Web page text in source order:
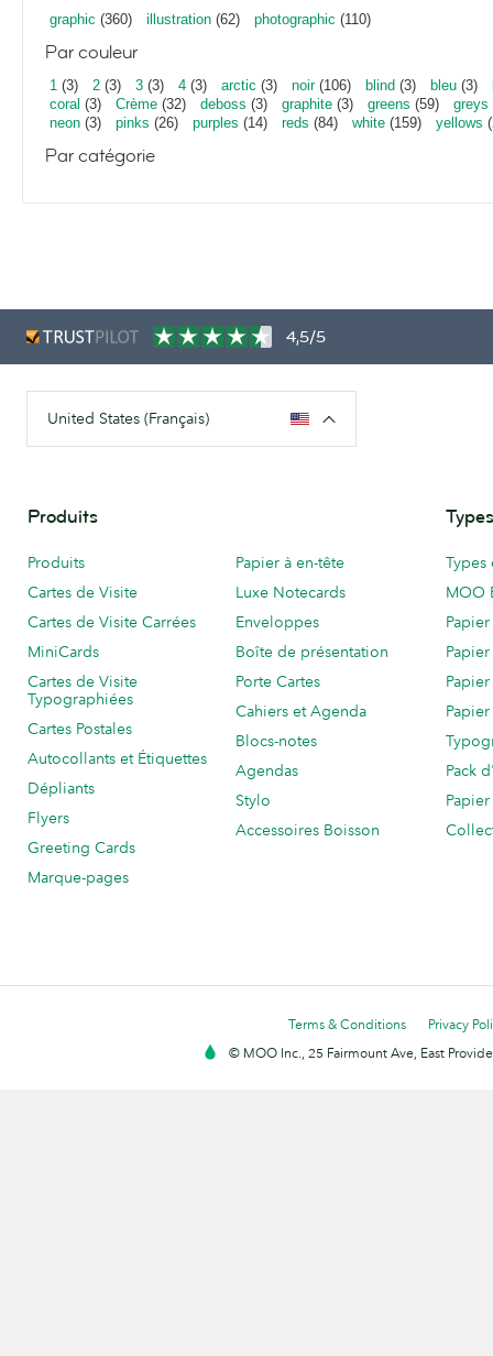
graphic (360) illustration (62) photographic (110)
Par couleur
1 (3) 2 (3) 3 (3) 4 (3) arctic (3) noir(106) blind (3) bleu (3)
coral (3) Crème (32) deboss (3) graphite (3) greens (59) greys
neon (3) pinks (26) purples (14) reds (84) white (159) yellows
Par catégorie
4,5/5
United States (Français)
Produits
Produits
Cartes de Visite
Cartes de Visite Carrées
MiniCards
Cartes de Visite
Typographiées
Cartes Postales
Autocollants et Étiquettes
Dépliants
Flyers
Greeting Cards
Marque-pages
Papier à en-tête
Luxe Notecards
Enveloppes
Boîte de présentation
Porte Cartes
Cahiers et Agenda
Blocs-notes
Agendas
Stylo
Accessoires Boisson
MOO
Pack
Terms & Conditions
Privacy
© MOO Inc., 25 Fairmount Ave, East